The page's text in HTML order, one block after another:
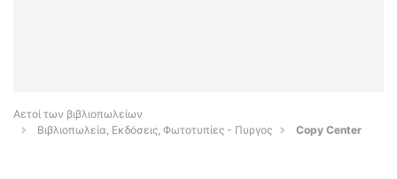
Αετοί των βιβλιοπωλείων
Βιβλιοπωλεία, Εκδόσεις, Φωτοτυπίες - Πυργος
Copy Center